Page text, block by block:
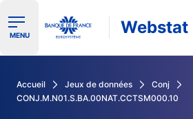
Ouvrir le menu de navigation
MENU Webstat
Accueil Jeux de données
Conj
CONJ.M.N01.S.BA.00NAT.CCTSM000.10